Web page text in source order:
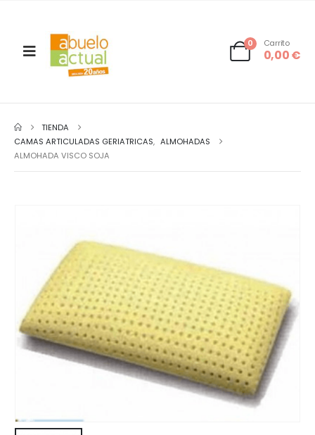
0 Carrito
0,00€
TIENDA
CAMAS ARTICULADAS GERIATRICAS, ALMOHADAS
ALMOHADA VISCO SOJA